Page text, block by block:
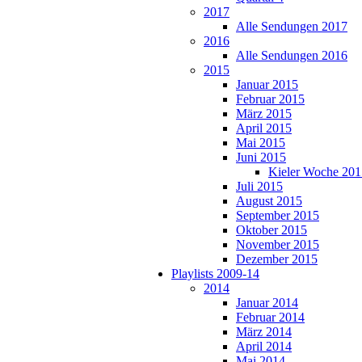
2017
Alle Sendungen 2017
2016
Alle Sendungen 2016
2015
Januar 2015
Februar 2015
März 2015
April 2015
Mai 2015
Juni 2015
Kieler Woche
Juli 2015
August 2015
September 2015
Oktober 2015
November 2015
Dezember 2015
Playlists 2009-14
2014
Januar 2014
Februar 2014
März 2014
April 2014